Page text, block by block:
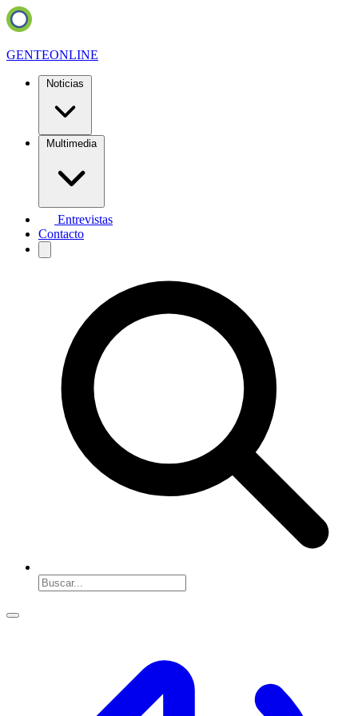
GENTEONLINE
Noticias
Multimedia
Entrevistas
Contacto